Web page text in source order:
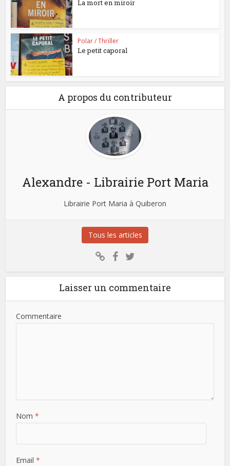
La mort en miroir
Polar / Thriller
Le petit caporal
A propos du contributeur
Alexandre - Librairie Port Maria
Librairie Port Maria à Quiberon
Tous les articles
Laisser un commentaire
Commentaire
Nom *
Email *